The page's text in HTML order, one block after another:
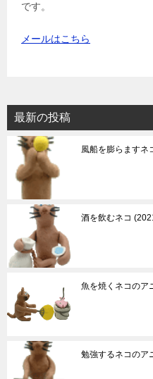
です。
メールはこちら
最新の投稿
風船を膨らますネ
酒を飲むネコ
魚を焼くネコのア
勉強するネコのア